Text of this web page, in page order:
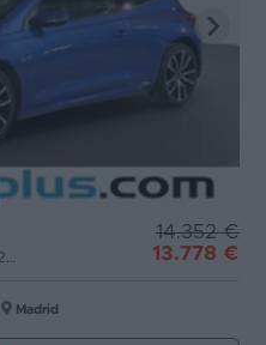
Typhoon by R-Line 1.4 TSI BMT (125 CV)
14.352 €
13.778 €
Madrid